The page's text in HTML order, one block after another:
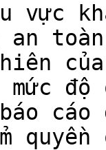
vực
an
độ